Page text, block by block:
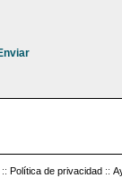
:: Política de privacidad ::